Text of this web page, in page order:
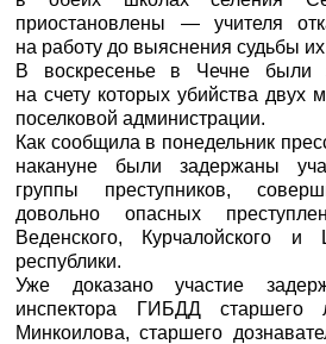
приостановлены — учителя
на работу до выяснения судьбы их
В воскресенье в Чечне были
на счету которых убийства двух
поселковой администрации.
Как сообщила в понедельник
накануне были задержаны
группы преступников,
довольно опасных
Веденского, Курчалойского и
республики.
Уже доказано участие
инспектора ГИБДД старшего
Минкоилова, старшего